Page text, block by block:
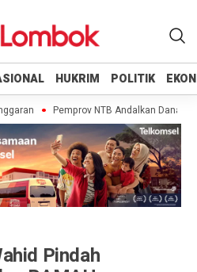
HUKRIM POLITIK
HUKRIM POLITIK
Pemprov NTB Andalkan Dana
Pindah